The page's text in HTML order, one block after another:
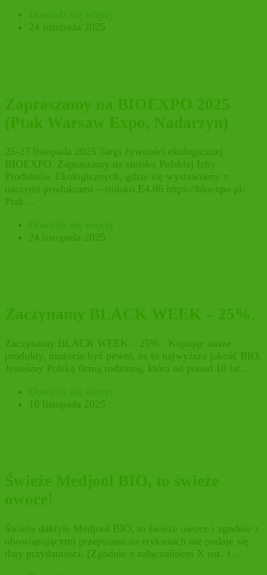
Dowiedz się więcej
24 listopada 2025
Zapraszamy na BIOEXPO 2025
(Ptak Warsaw Expo, Nadarzyn)
25-27 listopada 2025 Targi żywności ekologicznej
BIOEXPO. Zapraszamy na stoisko Polskiej Izby
Produktów Ekologicznych, gdzie się wystawiamy z
naszymi produktami – stoisko E4.06 https://bioexpo.pl/
Ptak…
Dowiedz się więcej
24 listopada 2025
Zaczynamy BLACK WEEK – 25%.
Zaczynamy BLACK WEEK – 25%. Kupując nasze
produkty, możecie być pewni, że to najwyższa jakość BIO.
Jesteśmy Polską firmą rodzinną, która od ponad 10 lat…
Dowiedz się więcej
10 listopada 2025
Świeże Medjool BIO, to świeże
owoce!
Świeże daktyle Medjool BIO, to świeże owoce i zgodnie z
obowiązującymi przepisami na etykietach nie podaje się
daty przydatności. (Zgodnie z załącznikiem X ust. 1…